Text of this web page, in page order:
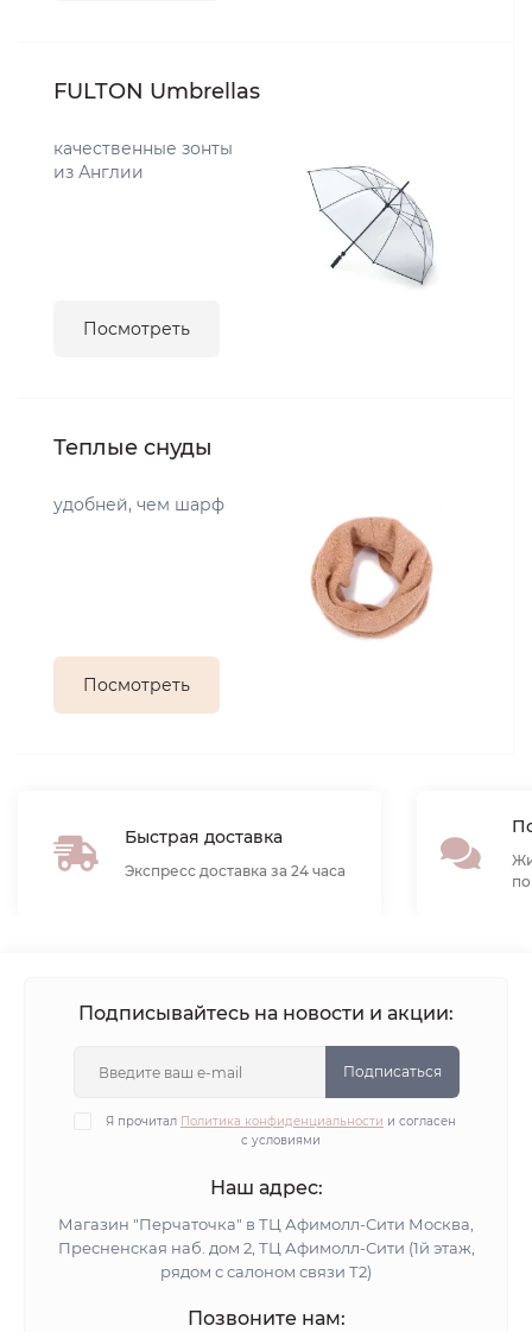
FULTON Umbrellas
качественные зонты
из Англии
Посмотреть
Теплые снуды
удобней, чем шарф
Посмотреть
Быстрая доставка
Экспресс доставка за 24 часа
Подписывайтесь на новости и акции:
Подписаться
Я прочитал Политика конфиденциальности и согласен
с условиями
Наш адрес:
Магазин "Перчаточка" в ТЦ Афимолл-Сити Москва,
Пресненская наб. дом 2, ТЦ Афимолл-Сити (1й этаж,
рядом с салоном связи Т2)
Позвоните нам: